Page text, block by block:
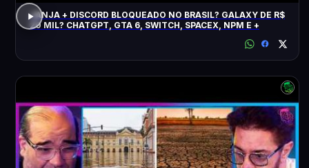
JANJA + DISCORD BLOQUEADO NO BRASIL? GALAXY DE R$
20 MIL? CHATGPT, GTA 6, SWITCH, SPACEX, NPM E +